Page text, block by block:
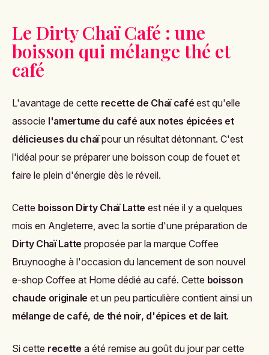
Le Dirty Chaï Café : une
boisson qui mélange thé et
café
L'avantage de cette recette de Chaï café est qu'elle
associe l'amertume du café aux notes épicées et
délicieuses du chaïpour un résultat détonnant. C'est
l'idéal pour se préparer une boisson coup de fouet et
faire le plein d'énergie dès le réveil.
Cette boisson Dirty Chaï Latte est née il y a quelques
mois en Angleterre, avec la sortie d'une préparation de
Dirty Chaï Latte proposée par la marque Coffee
Bruynooghe à l'occasion du lancement de son nouvel
e-shop Coffee at Home dédié au café. Cette boisson
chaude originale et un peu particulière contient ainsi un
mélange de café, de thé noir, d'épices et de lait.
Si cette recette a été remise au goût du jour par cette